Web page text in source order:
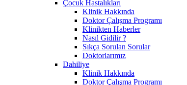
Çocuk Hastalıkları
Klinik Hakkında
Doktor Çalışma Programı
Klinikten Haberler
Nasıl Gidilir ?
Sıkça Sorulan Sorular
Doktorlarımız
Dahiliye
Klinik Hakkında
Doktor Çalışma Programı